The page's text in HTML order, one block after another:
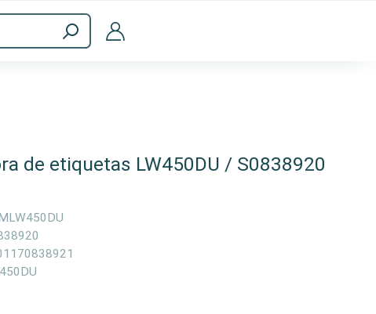
Accesorios informáticos
de etiquetas LW450DU / S0838920